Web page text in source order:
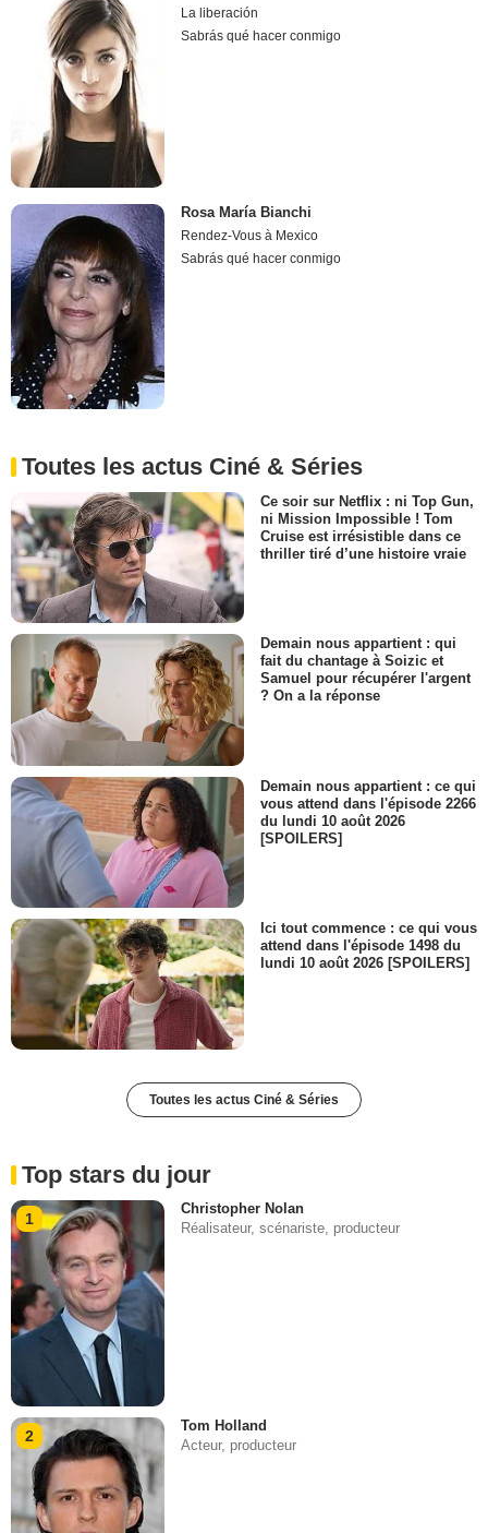
La liberación
Sabrás qué hacer conmigo
Rosa María Bianchi
Rendez-Vous à Mexico
Sabrás qué hacer conmigo
Toutes les actus Ciné & Séries
Ce soir sur Netflix : ni Top Gun,
ni Mission Impossible ! Tom
Cruise est irrésistible dans ce
thriller tiré d’une histoire vraie
Demain nous appartient : qui
fait du chantage à Soizic et
Samuel pour récupérer l'argent
? On a la réponse
Demain nous appartient : ce qui
vous attend dans l'épisode 2266
du lundi 10 août 2026
[SPOILERS]
Ici tout commence : ce qui vous
attend dans l'épisode 1498 du
lundi 10 août 2026 [SPOILERS]
Toutes les actus Ciné & Séries
Top stars du jour
1
Christopher Nolan
Réalisateur, scénariste, producteur
2
Tom Holland
Acteur, producteur